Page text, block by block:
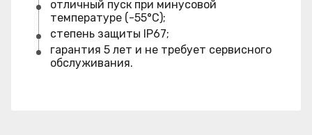
отличный пуск при минусовой
температуре (-55°C);
степень защиты IP67;
гарантия 5 лет и не требует сервисного
обслуживания.